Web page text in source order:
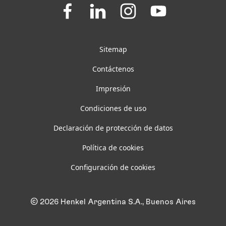
Join
Join
on
Join
on
Join
on
Sitemap
Contáctenos
Impresión
Condiciones de uso
Declaración de protección de datos
Política de cookies
Configuración de cookies
© 2026 Henkel Argentina S.A., Buenos Aires